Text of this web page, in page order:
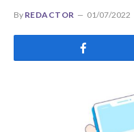
By REDACTOR 01/07/2022